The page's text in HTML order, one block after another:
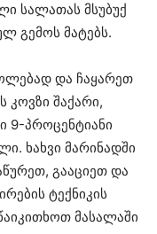
სალათას მსუბუქ
გემოს მატებს.
და ჩაყარეთ
კოვზი შაქარი,
9-პროცენტიანი
ხახვი მარინადში
გააციეთ და
ტექნიკის
მასალაში